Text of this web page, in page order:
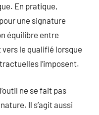
En pratique,
une signature
équilibre entre
le qualifié lorsque
l’imposent.
ne se fait pas
Il s’agit aussi